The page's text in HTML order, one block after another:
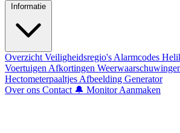
Informatie
Overzicht Veiligheidsregio's Alarmcodes
Voertuigen Afkortingen
Hectometerpaaltjes Afbeelding Generator
Over ons Contact 🔔 Monitor Aanmaken